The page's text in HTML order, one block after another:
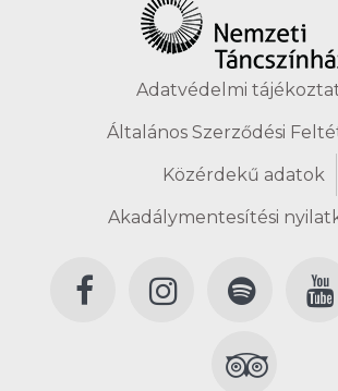
Adatvédelmi
Általános Szerződési
Közérdekű adatok
Akadálymentesítési